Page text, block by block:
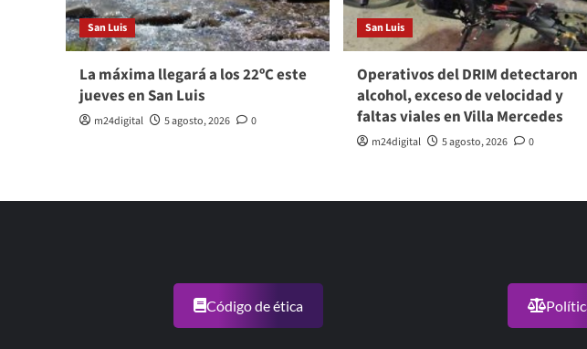
San Luis
La máxima llegará a los 22ºC este
jueves en San Luis
m24digital 5 agosto, 2026 0
San Luis
Operativos del DRIM detectaron
alcohol, exceso de velocidad y
faltas viales en Villa Mercedes
m24digital 5 agosto, 2026 0
Código de ética